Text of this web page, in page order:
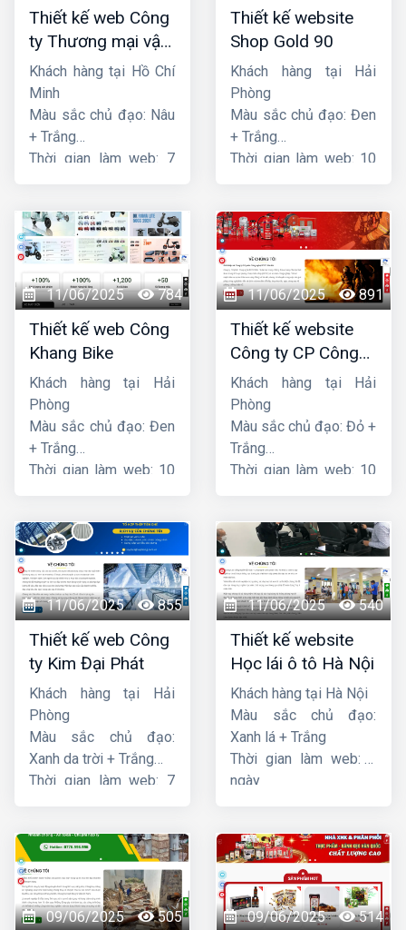
Thiết kế web Công
ty Thương mại vận
tải Song Bằng
Khách hàng tại Hồ Chí
Minh
Màu sắc chủ đạo: Nâu
+ Trắng
Thời gian làm web: 7
Thiết kế website
Shop Gold 90
Khách hàng tại Hải
Phòng
Màu sắc chủ đạo: Đen
+ Trắng
Thời gian làm web: 10
11/06/2025 784
Thiết kế web Công
Khang Bike
Khách hàng tại Hải
Phòng
Màu sắc chủ đạo: Đen
+ Trắng
Thời gian làm web: 10
11/06/2025 891
Thiết kế website
Công ty CP Công
nghệ PCCC Bắc Hà
Khách hàng tại Hải
Phòng
Màu sắc chủ đạo: Đỏ +
Trắng
Thời gian làm web: 10
11/06/2025 855
Thiết kế web Công
ty Kim Đại Phát
Khách hàng tại Hải
Phòng
Màu sắc chủ đạo:
Xanh da trời + Trắng
Thời gian làm web: 7
11/06/2025 540
Thiết kế website
Học lái ô tô Hà Nội
Khách hàng tại Hà Nội
Màu sắc chủ đạo:
Xanh lá + Trắng
Thời gian làm web: 7
ngày
09/06/2025 505 09/06/2025 514